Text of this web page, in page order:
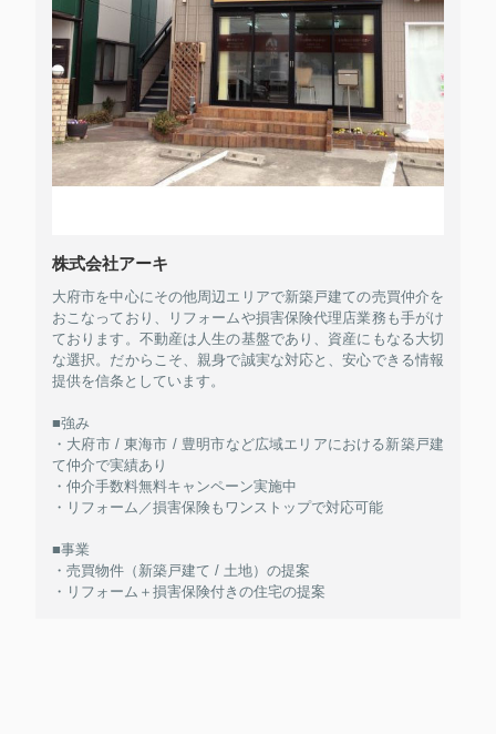
株式会社アーキ
大府市を中心にその他周辺エリアで新築戸建ての売買仲介を
おこなっており、リフォームや損害保険代理店業務も手がけ
ております。不動産は人生の基盤であり、資産にもなる大切
な選択。だからこそ、親身で誠実な対応と、安心できる情報
提供を信条としています。
■強み
・大府市 / 東海市 / 豊明市など広域エリアにおける新築戸建
て仲介で実績あり
・仲介手数料無料キャンペーン実施中
・リフォーム／損害保険もワンストップで対応可能
■事業
・売買物件（新築戸建て / 土地）の提案
・リフォーム＋損害保険付きの住宅の提案